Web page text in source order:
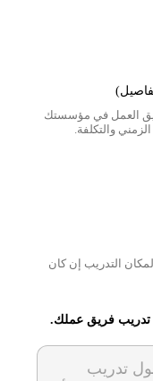
العمل في مؤسستك
والتكلفة.
التدريب إن كان
تدريب فريق عملك.